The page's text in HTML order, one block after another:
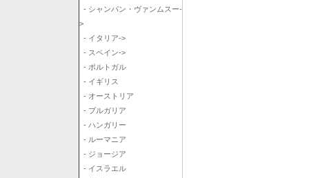
- シャンパン・ヴァンムスー-
>
- イタリア->
- スペイン->
- ポルトガル
- イギリス
- オーストリア
- ブルガリア
- ハンガリー
- ルーマニア
- ジョージア
- イスラエル